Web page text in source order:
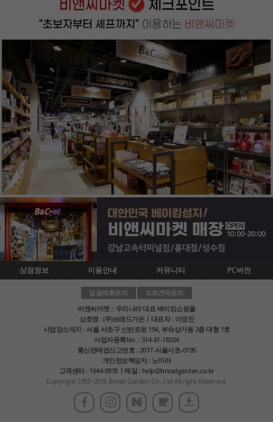
상점정보 이용안내 커뮤니티 PC버전
입점제휴문의
B2B견적문의
비앤씨마켓 :: 우리나라 대표 베이킹쇼핑몰
상호명 : (주)브레드가든ㅣ대표자 : 이영진
사업장소재지 : 서울 서초구 신반포로 194, 부속상가동 2층 대형 1호
사업자등록No. : 314-81-18204
통신판매업신고번호 : 2017-서울서초-0195
개인정보책임자 : 노미라
고객센터 : 1644-0935ㅣ메일 : help@breadgarden.co.kr
Copyright 1995~2016 Bread Garden Co., Ltd All right Reserved.